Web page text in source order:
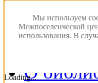
Мы используем
Межпоселенческой
использования. В
Loading...
Версия
О